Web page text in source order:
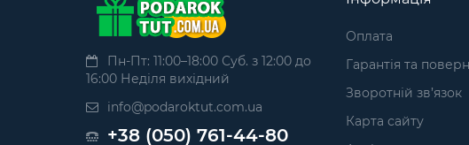
Пн-Пт: 11:00–18:00 Суб. з 12:00 до
16:00 Неділя вихідний
info@podaroktut.com.ua
+38 (050) 761-44-80
Оплата
Гарантія та
Зворотній зв’язок
Карта сайту